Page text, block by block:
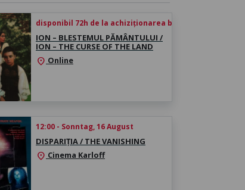
disponibil 72h de la achiziționarea biletului
ION – BLESTEMUL PĂMÂNTULUI /
ION – THE CURSE OF THE LAND
location_on Online
12:00 - Sonntag, 16 August
DISPARIȚIA / THE VANISHING
location_on Cinema Karloff